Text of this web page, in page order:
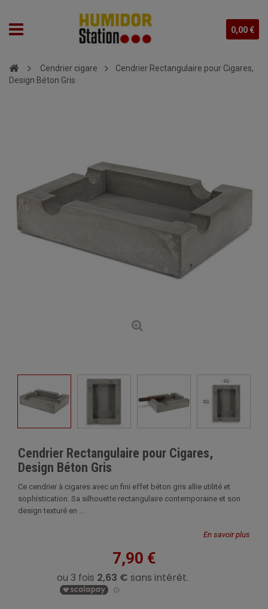
0,00 €
Cendrier cigare
Cendrier Rectangulaire pour Cigares,
Design Béton Gris
Cendrier Rectangulaire pour Cigares,
Design Béton Gris
Ce cendrier à cigares avec un fini effet béton gris allie utilité et
sophistication. Sa silhouette rectangulaire contemporaine et son
design texturé en ...
En savoir plus
7,90 €